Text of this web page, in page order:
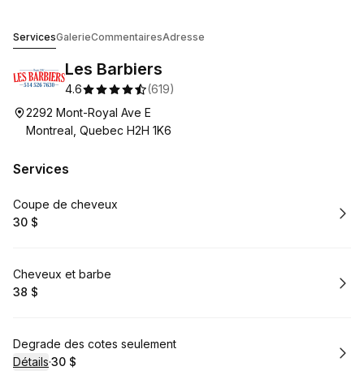
ServicesGalerieCommentairesAdresse
Les Barbiers
4.6 (619)
2292 Mont-Royal Ave E
Montreal, Quebec H2H 1K6
Services
Réserver
Coupe de cheveux
.Prix
30 $
Réserver
Cheveux et barbe
.Prix
38 $
Réserver
Degrade des cotes seulement
Détails·
.Prix
30 $